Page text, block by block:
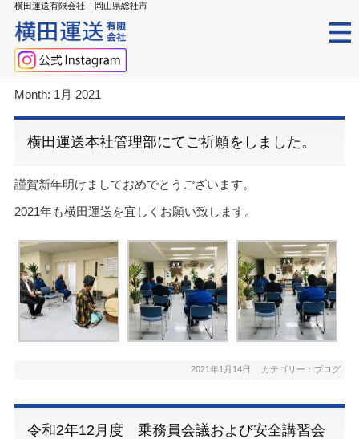
横田運送有限会社 – 岡山県総社市
Month: 1月 2021
横田運送本社管理部にてご祈願をしました。
謹賀新年明けましておめでとうございます。
2021年も横田運送を宜しくお願い致します。
2021年1月14日 カテゴリー： ブログ
令和2年12月度 乗務員会議および安全講習会